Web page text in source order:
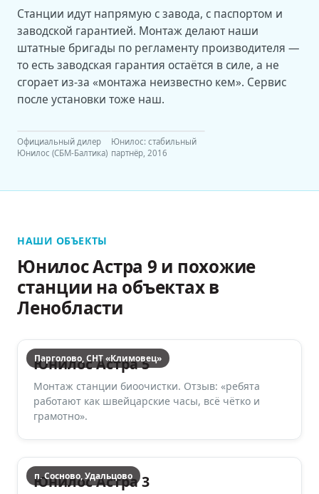
Станции идут напрямую с завода, с паспортом и
заводской гарантией. Монтаж делают наши
штатные бригады по регламенту производителя —
то есть заводская гарантия остаётся в силе, а не
сгорает из-за «монтажа неизвестно кем». Сервис
после установки тоже наш.
Официальный дилер
Юнилос (СБМ-Балтика)
Юнилос: стабильный
партнёр, 2016
НАШИ ОБЪЕКТЫ
Юнилос Астра 9 и похожие
станции на объектах в
Ленобласти
Парголово, СНТ «Климовец»
Юнилос Астра 5
Монтаж станции биоочистки. Отзыв: «ребята
работают как швейцарские часы, всё чётко и
грамотно».
п. Сосново, Удальцово
Юнилос Астра 3